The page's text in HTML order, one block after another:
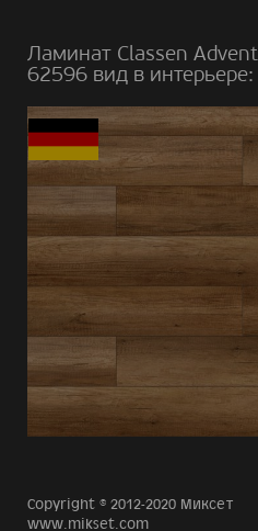
Ламинат Classen
62596 вид в интерьере:
Copyright © 2012-2020 Миксет
www.mikset.com